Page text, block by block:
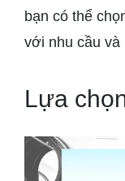
bạn có thể
với nhu cầu và
Lựa